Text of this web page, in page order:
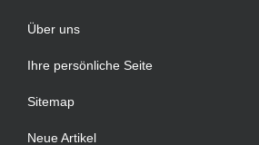
Über uns
Ihre persönliche Seite
Sitemap
Neue Artikel